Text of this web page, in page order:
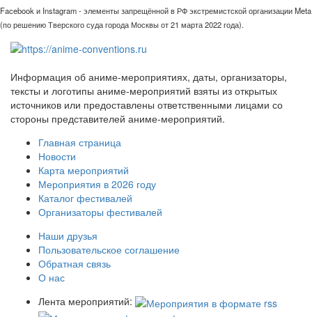
Facebook и Instagram - элементы запрещённой в РФ экстремистской организации Meta
(по решению Тверского суда города Москвы от 21 марта 2022 года).
Информация об аниме-мероприятиях, даты, организаторы,
тексты и логотипы аниме-мероприятий взяты из открытых
источников или предоставлены ответственными лицами со
стороны представителей аниме-мероприятий.
Главная страница
Новости
Карта мероприятий
Мероприятия в 2026 году
Каталог фестивалей
Организаторы фестивалей
Наши друзья
Пользовательское соглашение
Обратная связь
О нас
Лента мероприятий: